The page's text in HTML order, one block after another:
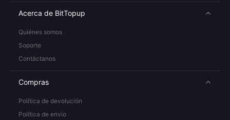
Acerca de BitTopup
Quiénes somos
Soporte
Contáctanos
Compras
Política de devolución
Política de envío